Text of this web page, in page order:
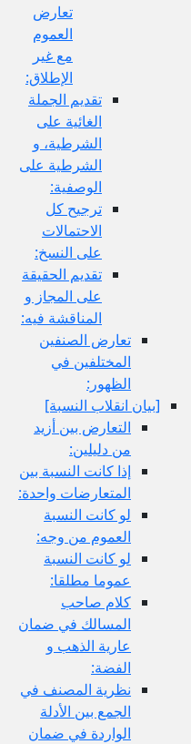
تعارض
العموم
مع غير
الإطلاق:
تقديم الجملة
الغائية على
الشرطية، و
الشرطية على
الوصفية:
ترجيح كل
الاحتمالات
على النسخ:
تقديم الحقيقة
على المجاز و
المناقشة فيه:
تعارض الصنفين
المختلفين في
الظهور:
[بيان انقلاب النسبة]
التعارض بين أزيد
من دليلين:
إذا كانت النسبة بين
المتعارضات واحدة:
لو كانت النسبة
العموم من وجه:
لو كانت النسبة
عموما مطلقا:
كلام صاحب
المسالك في ضمان
عارية الذهب و
الفضة:
نظرية المصنف في
الجمع بين الأدلة
الواردة في ضمان